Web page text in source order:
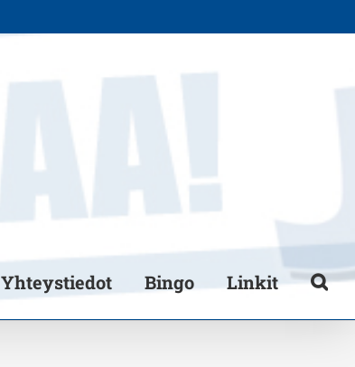
Yhteystiedot Bingo Linkit